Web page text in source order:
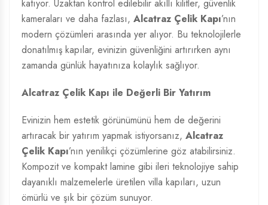
katıyor. Uzaktan kontrol edilebilir akıllı kilitler, güvenlik
kameraları ve daha fazlası, Alcatraz Çelik Kapı’nın
modern çözümleri arasında yer alıyor. Bu teknolojilerle
donatılmış kapılar, evinizin güvenliğini artırırken aynı
zamanda günlük hayatınıza kolaylık sağlıyor.
Alcatraz Çelik Kapı ile Değerli Bir Yatırım
Evinizin hem estetik görünümünü hem de değerini
artıracak bir yatırım yapmak istiyorsanız, Alcatraz
Çelik Kapı’nın yenilikçi çözümlerine göz atabilirsiniz.
Kompozit ve kompakt lamine gibi ileri teknolojiye sahip
dayanıklı malzemelerle üretilen villa kapıları, uzun
ömürlü ve şık bir çözüm sunuyor.